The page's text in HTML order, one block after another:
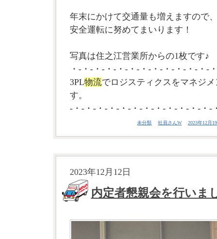
年末にかけて交通量も増えますので
安全運転に努めてまいります！
写真は住之江営業所からの1枚です♪
・-・-・-・-・-・-・-・-・-・-・-・-
3PL物流でロジスティクスをマネジ
す。
-・-・-・-・-・-・-・-・-・-・-・-・-
未分類 社員さんW 2023年12月
2023年12月12日
内定者懇親会を行いま